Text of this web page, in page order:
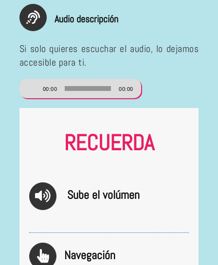
Audio descripción
Si solo quieres escuchar el audio, lo dejamos
accesible para ti.
Reproductor
de
audio
00:00 00:00
RECUERDA
Sube el volúmen
Navegación